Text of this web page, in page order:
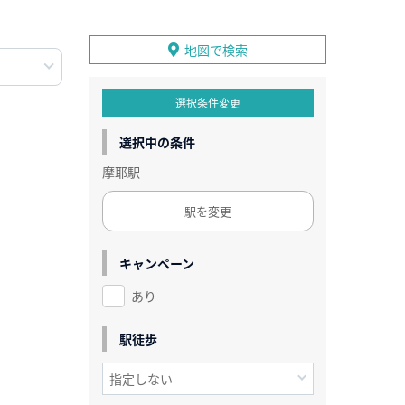
地図で検索
選択条件変更
選択中の条件
摩耶駅
駅を変更
キャンペーン
あり
駅徒歩